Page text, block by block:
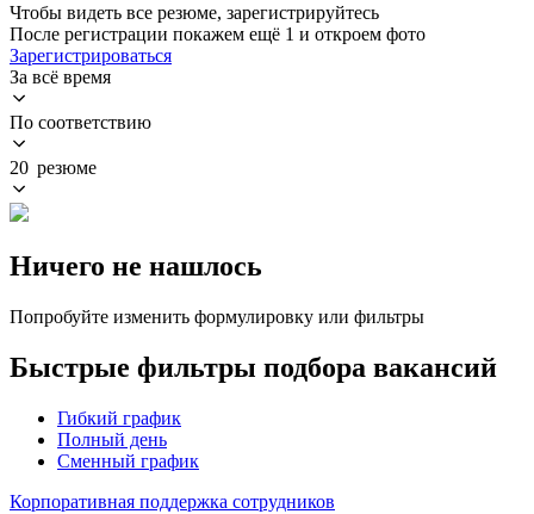
Чтобы видеть все резюме, зарегистрируйтесь
После регистрации покажем ещё 1 и откроем фото
Зарегистрироваться
За всё время
По соответствию
20 резюме
Ничего не нашлось
Попробуйте изменить формулировку или фильтры
Быстрые фильтры подбора вакансий
Гибкий график
Полный день
Сменный график
Корпоративная поддержка сотрудников